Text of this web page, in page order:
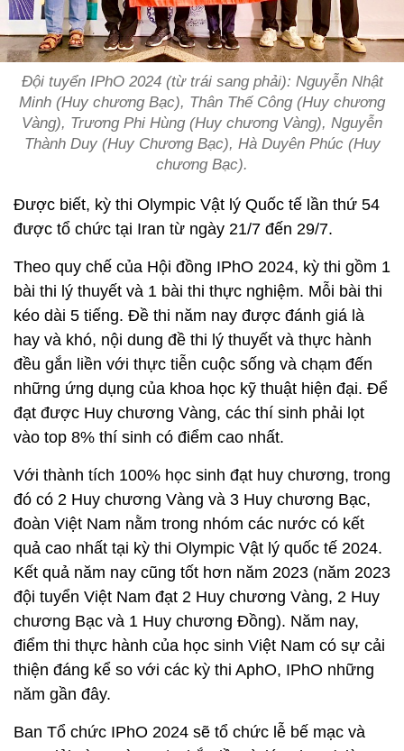
Đội tuyển IPhO 2024 (từ trái sang phải): Nguyễn Nhật
Minh (Huy chương Bạc), Thân Thế Công (Huy chương
Vàng), Trương Phi Hùng (Huy chương Vàng), Nguyễn
Thành Duy (Huy Chương Bạc), Hà Duyên Phúc (Huy
chương Bạc).
Được biết, kỳ thi Olympic Vật lý Quốc tế lần thứ 54
được tổ chức tại Iran từ ngày 21/7 đến 29/7.
Theo quy chế của Hội đồng IPhO 2024, kỳ thi gồm 1
bài thi lý thuyết và 1 bài thi thực nghiệm. Mỗi bài thi
kéo dài 5 tiếng. Đề thi năm nay được đánh giá là
hay và khó, nội dung đề thi lý thuyết và thực hành
đều gắn liền với thực tiễn cuộc sống và chạm đến
những ứng dụng của khoa học kỹ thuật hiện đại. Để
đạt được Huy chương Vàng, các thí sinh phải lọt
vào top 8% thí sinh có điểm cao nhất.
Với thành tích 100% học sinh đạt huy chương, trong
đó có 2 Huy chương Vàng và 3 Huy chương Bạc,
đoàn Việt Nam nằm trong nhóm các nước có kết
quả cao nhất tại kỳ thi Olympic Vật lý quốc tế 2024.
Kết quả năm nay cũng tốt hơn năm 2023 (năm 2023
đội tuyển Việt Nam đạt 2 Huy chương Vàng, 2 Huy
chương Bạc và 1 Huy chương Đồng). Năm nay,
điểm thi thực hành của học sinh Việt Nam có sự cải
thiện đáng kể so với các kỳ thi AphO, IPhO những
năm gần đây.
Ban Tổ chức IPhO 2024 sẽ tổ chức lễ bế mạc và